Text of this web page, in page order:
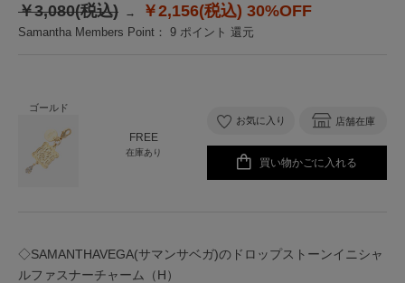
￥3,080(税込) ￥2,156(税込) 30%OFF
Samantha Members Point： 9 ポイント 還元
ゴールド
FREE
在庫あり
お気に入り 店舗在庫
買い物かごに入れる
◇SAMANTHAVEGA(サマンサベガ)のドロップストーンイニシャ
ルファスナーチャーム（H）